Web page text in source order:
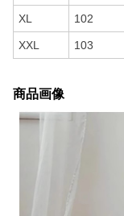
XL 102
XXL 103
商品画像